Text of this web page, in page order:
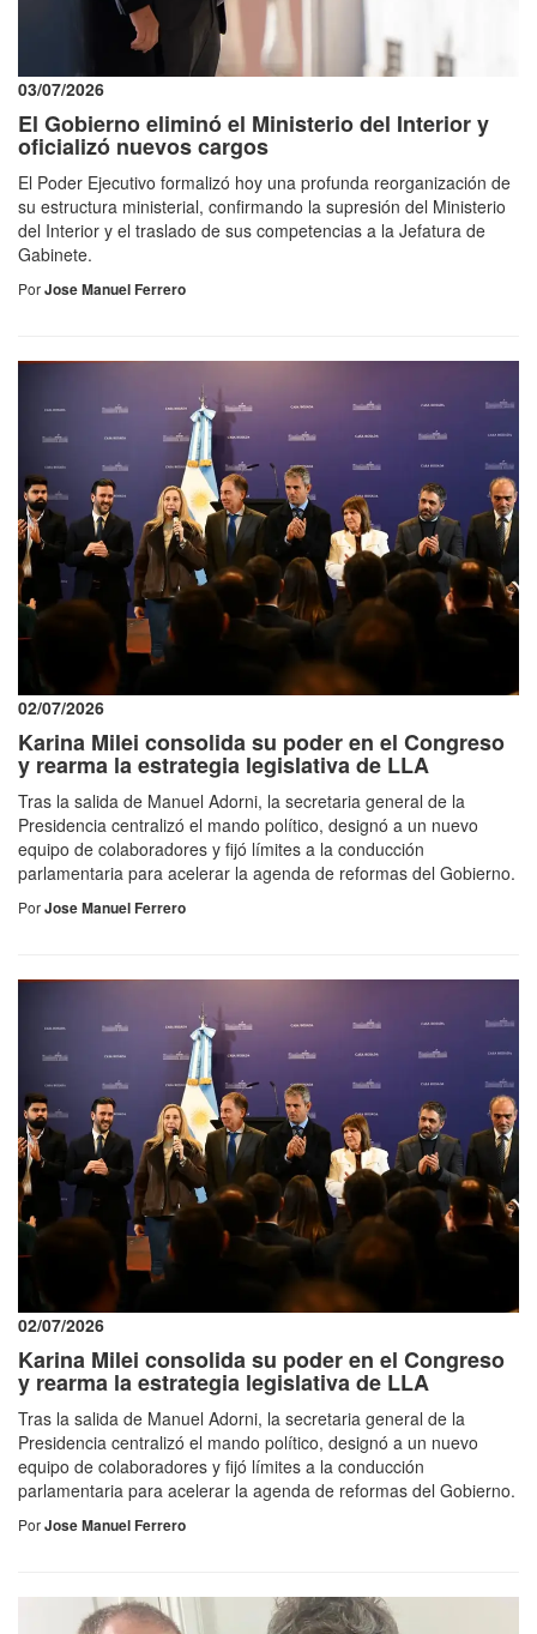
03/07/2026
El Gobierno eliminó el Ministerio del Interior y
oficializó nuevos cargos
El Poder Ejecutivo formalizó hoy una profunda reorganización de
su estructura ministerial, confirmando la supresión del Ministerio
del Interior y el traslado de sus competencias a la Jefatura de
Gabinete.
PorJose Manuel Ferrero
02/07/2026
Karina Milei consolida su poder en el Congreso
y rearma la estrategia legislativa de LLA
Tras la salida de Manuel Adorni, la secretaria general de la
Presidencia centralizó el mando político, designó a un nuevo
equipo de colaboradores y fijó límites a la conducción
parlamentaria para acelerar la agenda de reformas del Gobierno.
PorJose Manuel Ferrero
02/07/2026
Karina Milei consolida su poder en el Congreso
y rearma la estrategia legislativa de LLA
Tras la salida de Manuel Adorni, la secretaria general de la
Presidencia centralizó el mando político, designó a un nuevo
equipo de colaboradores y fijó límites a la conducción
parlamentaria para acelerar la agenda de reformas del Gobierno.
PorJose Manuel Ferrero